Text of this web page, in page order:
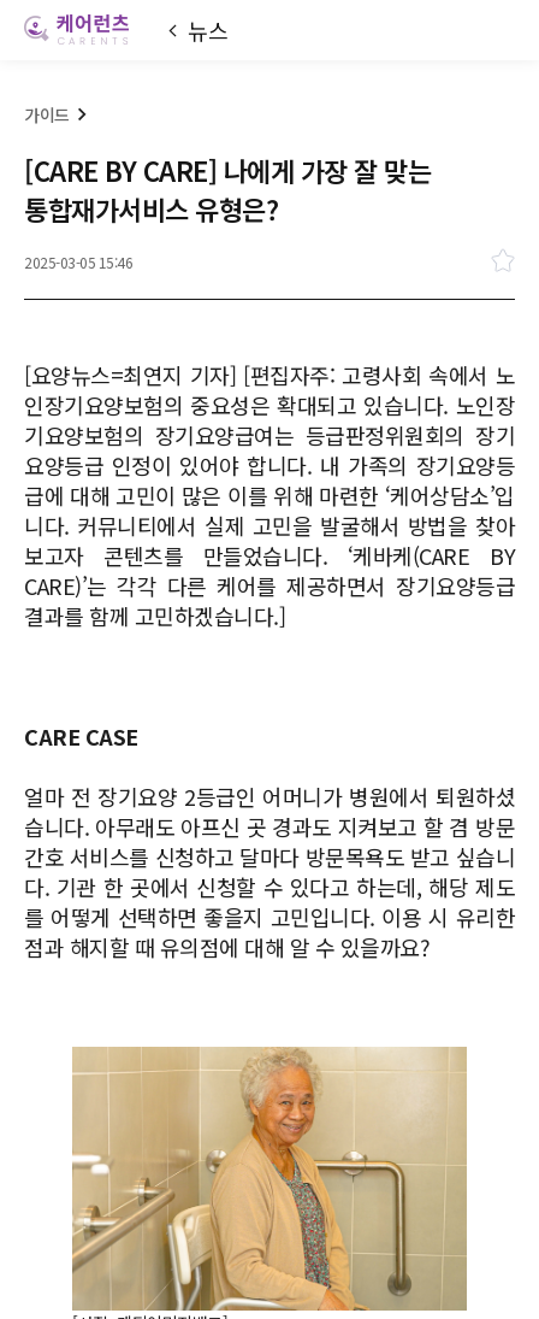
뉴스
[CARE BY CARE] 나에게 가장 잘 맞는
통합재가서비스 유형은?
2025-03-05 15:46
[요양뉴스=최연지 기자] [편집자주: 고령사회 속에서 노
인장기요양보험의 중요성은 확대되고 있습니다. 노인장
기요양보험의 장기요양급여는 등급판정위원회의 장기
요양등급 인정이 있어야 합니다. 내 가족의 장기요양등
급에 대해 고민이 많은 이를 위해 마련한 ‘케어상담소’입
니다. 커뮤니티에서 실제 고민을 발굴해서 방법을 찾아
보고자 콘텐츠를 만들었습니다. ‘케바케(CARE BY
CARE)’는 각각 다른 케어를 제공하면서 장기요양등급
결과를 함께 고민하겠습니다.]
CARE CASE
얼마 전 장기요양 2등급인 어머니가 병원에서 퇴원하셨
습니다. 아무래도 아프신 곳 경과도 지켜보고 할 겸 방문
간호 서비스를 신청하고 달마다 방문목욕도 받고 싶습니
다. 기관 한 곳에서 신청할 수 있다고 하는데, 해당 제도
를 어떻게 선택하면 좋을지 고민입니다. 이용 시 유리한
점과 해지할 때 유의점에 대해 알 수 있을까요?